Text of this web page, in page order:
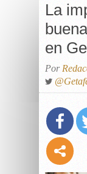
La
en
Por